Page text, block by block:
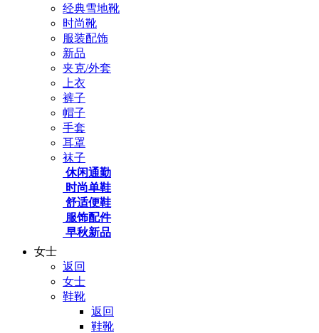
经典雪地靴
时尚靴
服装配饰
新品
夹克/外套
上衣
裤子
帽子
手套
耳罩
袜子
休闲通勤
时尚单鞋
舒适便鞋
服饰配件
早秋新品
女士
返回
女士
鞋靴
返回
鞋靴